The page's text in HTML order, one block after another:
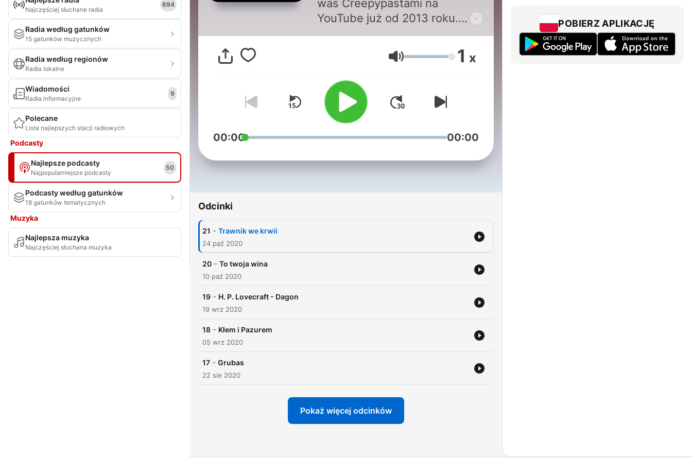
Najczęściej słuchane radia
694
Radia według gatunków
15 gatunków muzycznych
Radia według regionów
Radia lokalne
Wiadomości
Radia informacyjne
9
Polecane
Lista najlepszych stacji radiowych
Podcasty
Najlepsze podcasty
Najpopularniejsze podcasty
50
Podcasty według gatunków
18 gatunków tematycznych
Muzyka
Najlepsza muzyka
Najczęściej słuchana muzyka
was Creepypastami na
YouTube już od 2013 roku.
Przy okazji rozwijam też swoją
pasję związaną z lektorstwem i
realizacją dźwięku. Z roku na
rok, mój kanał staje się coraz
bardziej profesjonalny. Lubisz
klimaty horroru? Nowa historia
w każdą sobotę o 20:00!
Głośność 1 x
00:00 00:00
Odcinki
21 - Trawnik we krwii
24 paź 2020
20 - To twoja wina
10 paź 2020
19 - H. P. Lovecraft - Dagon
19 wrz 2020
18 - Kłem i Pazurem
05 wrz 2020
17 - Grubas
22 sie 2020
Pokaż więcej odcinków
POBIERZ APLIKACJĘ